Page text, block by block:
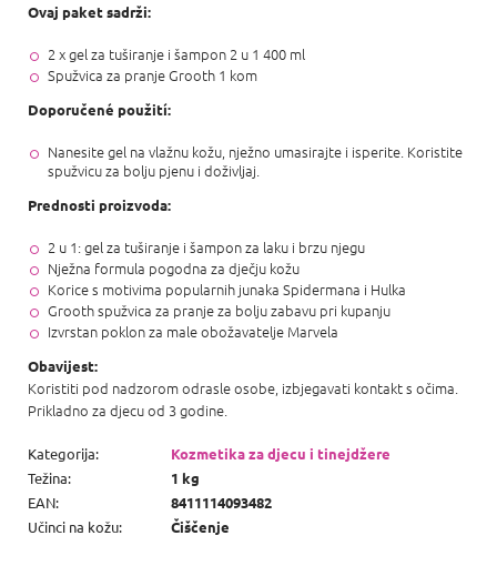
Ovaj paket sadrži:
2 x gel za tuširanje i šampon 2 u 1 400 ml
Spužvica za pranje Grooth 1 kom
Doporučené použití:
Nanesite gel na vlažnu kožu, nježno umasirajte i isperite. Koristite
spužvicu za bolju pjenu i doživljaj.
Prednosti proizvoda:
2 u 1: gel za tuširanje i šampon za laku i brzu njegu
Nježna formula pogodna za dječju kožu
Korice s motivima popularnih junaka Spidermana i Hulka
Grooth spužvica za pranje za bolju zabavu pri kupanju
Izvrstan poklon za male obožavatelje Marvela
Obavijest:
Koristiti pod nadzorom odrasle osobe, izbjegavati kontakt s očima.
Prikladno za djecu od 3 godine.
Kategorija:
Kozmetika za djecu i tinejdžere
Težina:
1 kg
EAN:
8411114093482
Učinci na kožu: Čiščenje